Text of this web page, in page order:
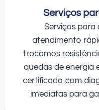
Serviços
Serviços para
atendimento
trocamos
quedas de energia
certificado com
imediatas para